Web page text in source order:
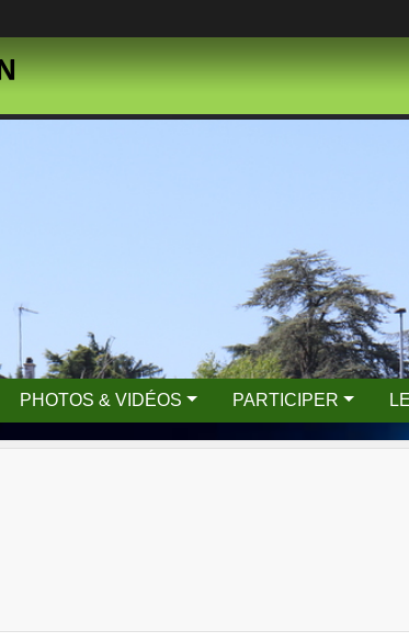
PHOTOS & VIDÉOS PARTICIPER